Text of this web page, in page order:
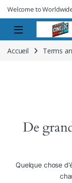
Welcome to
Accueil Terms
De
Quelque chose